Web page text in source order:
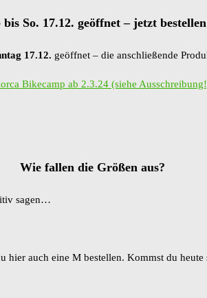
bis So. 17.12. geöffnet – jetzt
17.12. geöffnet – die anschließende
Bikecamp ab 2.3.24 (siehe
Wie fallen die Größen aus?
sagen…
auch eine M bestellen. Kommst du